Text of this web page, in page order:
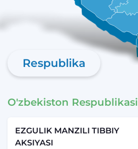
Respublika
O'zbekiston Respublikasi
EZGULIK MANZILI TIBBIY
AKSIYASI